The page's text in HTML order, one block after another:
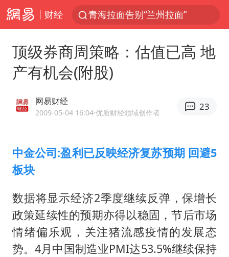
财经
青海拉面告别“兰州拉面”
我国编制完成新版全月地质图
巡查组提问 工作人员偷用手机查答案
宇树科技 打新
80后女柜员逆袭成4200亿银行副行长
吉林一“温度计大楼”读数爆表
房主任回应争议
把党建设得更加坚强有力
顶级券商周策略：估值已高 地
产有机会(附股)
网易财经
2009-05-04 16:04·优质财经领域创作者
23
中金公司:盈利已反映经济复苏预期 回避5
板块
数据将显示经济2季度继续反弹，保增长
政策延续性的预期亦得以稳固，节后市场
情绪偏乐观，关注猪流感疫情的发展态
势。4月中国制造业PMI达53.5%继续保持